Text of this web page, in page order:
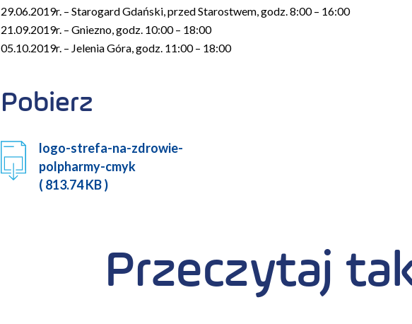
29.06.2019r. – Starogard Gdański, przed Starostwem, godz. 8:00 – 16:00
21.09.2019r. – Gniezno, godz. 10:00 – 18:00
05.10.2019r. – Jelenia Góra, godz. 11:00 – 18:00
Pobierz
logo-strefa-na-zdrowie-
polpharmy-cmyk
( 813.74 KB )
Przeczytaj